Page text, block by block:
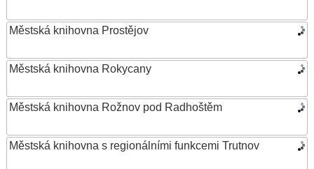
Městská knihovna Prostějov
Městská knihovna Rokycany
Městská knihovna Rožnov pod Radhoštěm
Městská knihovna s regionálními funkcemi Trutnov